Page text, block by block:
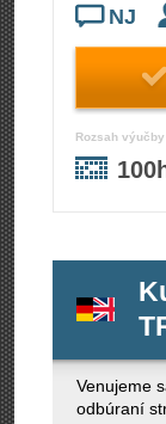
NJ
Rozsah
Venujeme
odbúraní